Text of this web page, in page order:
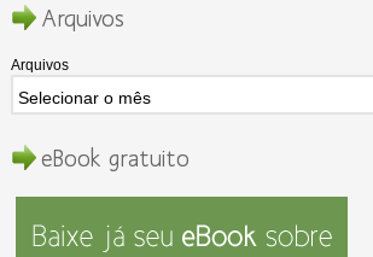
Arquivos
Arquivos
eBook gratuito